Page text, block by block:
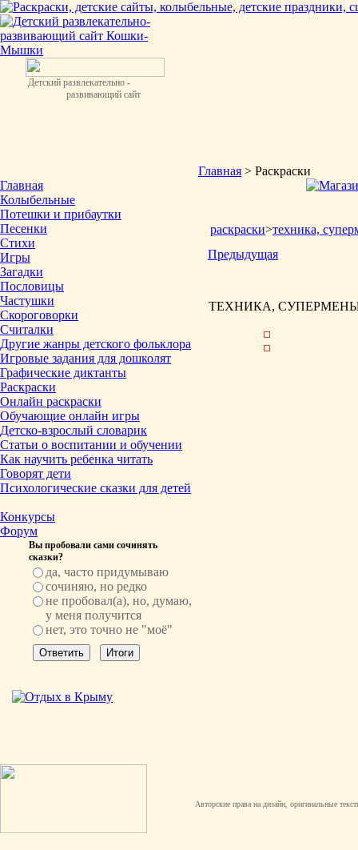
Детский развлекательно -
развивающий сайт
Главная
Колыбельные
Потешки и прибаутки
Песенки
Стихи
Игры
Загадки
Пословицы
Частушки
Скороговорки
Считалки
Другие жанры детского фольклора
Игровые задания для дошколят
Графические диктанты
Раскраски
Онлайн раскраски
Обучающие онлайн игры
Детско-взрослый словарик
Статьи о воспитании и обучении
Как научить ребенка читать
Говорят дети
Психологические сказки для детей
Конкурсы
Форум
Вы пробовали сами сочинять
сказки?
да, часто придумываю
сочиняю, но редко
не пробовал(а), но, думаю,
у меня получится
нет, это точно не "моё"
Главная > Раскраски
раскраски>техника,
Предыдущая
ТЕХНИКА,
Авторские права на дизайн, оригинальные